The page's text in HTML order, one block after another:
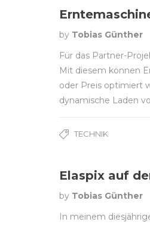
by Tobias Günther
Für das Partner-
Mit diesem können
oder Preis optimiert
dynamische Laden
TECHNIK
Elaspix auf
by Tobias Günther
In meinem